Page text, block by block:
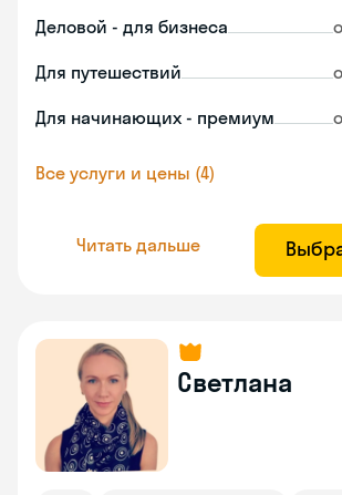
Деловой - для бизнеса
Для путешествий
Для начинающих - премиум
Все услуги и цены (4)
Читать дальше
Светлана